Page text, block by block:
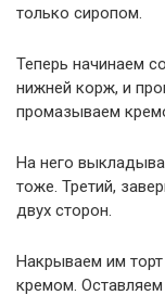
только сиропом.
Теперь начинаем
нижней корж, и
промазываем
На него
тоже. Третий,
двух сторон.
Накрываем им
кремом.